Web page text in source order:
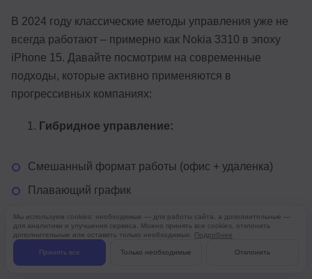
В 2024 году классические методы управления уже не
всегда работают – примерно как Nokia 3310 в эпоху
iPhone 15. Давайте посмотрим на современные
подходы, которые активно применяются в
прогрессивных компаниях:
Гибридное управление:
Смешанный формат работы (офис + удаленка)
Плавающий график
Проектные команды вместо жестких отделов
Матричная структура управления (когда у тебя
два начальника, и оба думают, что они главные)
Мы используем cookies: необходимые — для работы сайта, а дополнительные —
для аналитики и улучшения сервиса. Можно принять все cookies, отклонить
дополнительные или оставить только необходимые. Подробнее
Принять все Только необходимые Отклонить